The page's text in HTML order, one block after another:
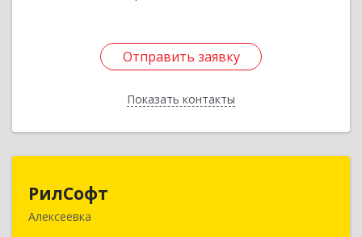
Отправить заявку
Показать контакты
Отправить заявку
Назад
РилСофт
Алексеевка
309850, Белгородская обл, Алексеевский р-н,